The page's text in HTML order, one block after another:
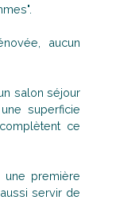
aucun
salon séjour
superficie
ce
première
servir de